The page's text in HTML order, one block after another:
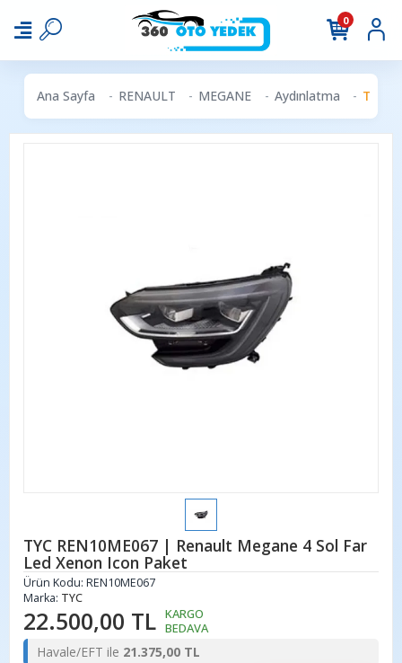
0
Ana Sayfa RENAULT MEGANE Aydınlatma TYC
TYC REN10ME067 | Renault Megane 4 Sol Far
Led Xenon Icon Paket
Ürün Kodu: REN10ME067
Marka: TYC
22.500,00 TL KARGO
BEDAVA
Havale/EFT ile 21.375,00 TL